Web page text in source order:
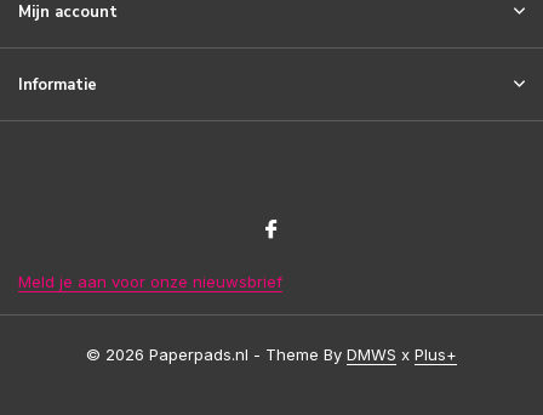
Mijn account
Informatie
Meld je aan voor onze nieuwsbrief
© 2026 Paperpads.nl - Theme By DMWS x Plus+